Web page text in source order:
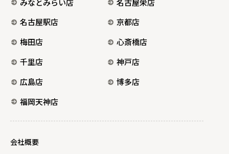
名古屋駅店
京都店
梅田店
心斎橋店
千里店
神戸店
広島店
博多店
福岡天神店
会社概要